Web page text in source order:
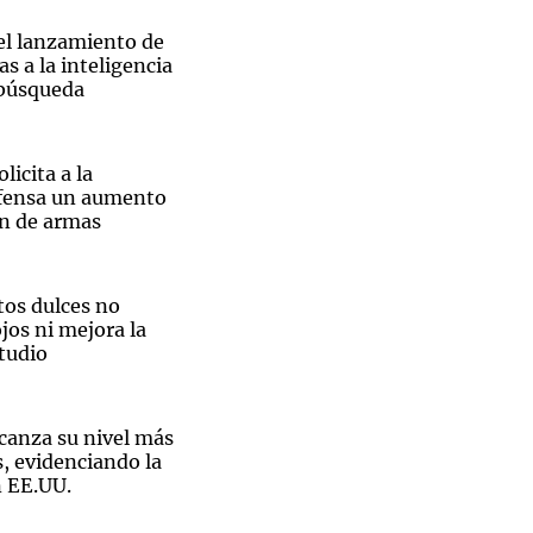
lanzamiento de
a la inteligencia
a la
un aumento
de armas
dulces no
ni mejora la
su nivel más
evidenciando la